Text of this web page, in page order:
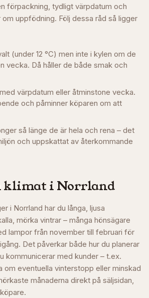
förpackning, tydligt värpdatum och
uppfödning. Följ dessa råd så ligger
(under 12 °C) men inte i kylen om de
vecka. Då håller de både smak och
värpdatum eller åtminstone vecka.
och påminner köparen om att
så länge de är hela och rena – det
och uppskattat av återkommande
klimat i Norrland
i Norrland har du långa, ljusa
mörka vintrar – många hönsägare
lampor från november till februari för
Det påverkar både hur du planerar
kommunicerar med kunder – t.ex.
om eventuella vinterstopp eller minskad
månaderna direkt på säljsidan,